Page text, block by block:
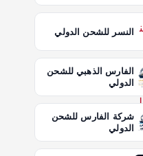
النسر للشحن الدولي
الفارس الذهبي للشحن
الدولي
شركة الفارس للشحن
الدولي